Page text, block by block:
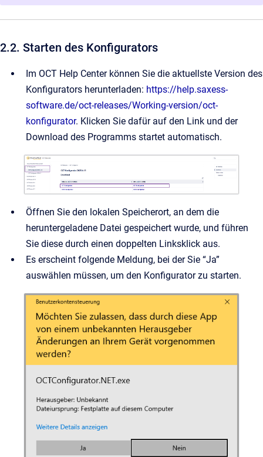
2.2. Starten des Konfigurators
Im OCT Help Center können Sie die aktuellste Version des
Konfigurators herunterladen: https://help.saxess-
software.de/oct-releases/Working-version/oct-
konfigurator. Klicken Sie dafür auf den Link und der
Download des Programms startet automatisch.
Öffnen Sie den lokalen Speicherort, an dem die
heruntergeladene Datei gespeichert wurde, und führen
Sie diese durch einen doppelten Linksklick aus.
Es erscheint folgende Meldung, bei der Sie “Ja”
auswählen müssen, um den Konfigurator zu starten.